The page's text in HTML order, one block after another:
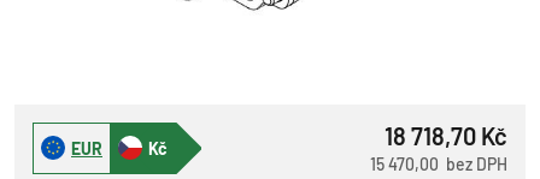
EUR Kč 18 718,70 Kč
15 470,00 bez DPH